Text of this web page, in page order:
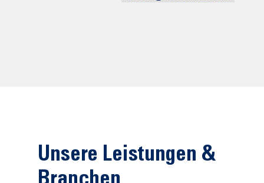
Unsere Leistungen &